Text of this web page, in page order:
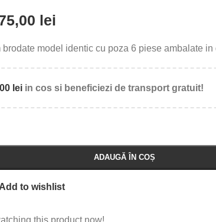
lei
brodate model identic cu poza 6 piese ambalate in
lei in cos si beneficiezi de transport gratuit!
ADAUGĂ ÎN COȘ
Add to wishlist
this product now!